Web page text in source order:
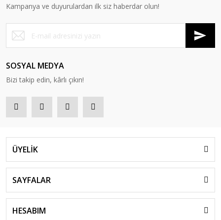
Kampanya ve duyurulardan ilk siz haberdar olun!
SOSYAL MEDYA
Bizi takip edin, kârlı çıkın!
ÜYELİK
SAYFALAR
HESABIM